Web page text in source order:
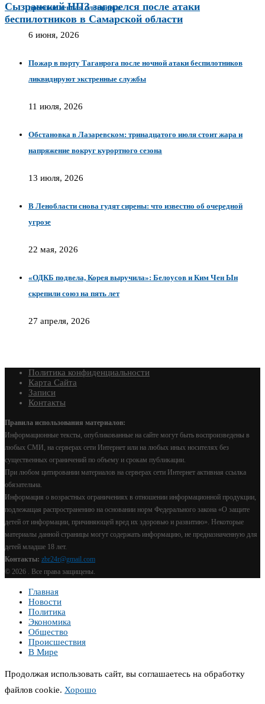
Сызранский НПЗ загорелся после атаки
беспилотников в Самарской области
промышленная площадка
6 июня, 2026
Пожар в порту Таганрога после ночной атаки беспилотников
ликвидируют экстренные службы
11 июля, 2026
Обстановка в Лазаревском: тринадцатого июля стоит жара и
напряжение вокруг курортного сезона
13 июля, 2026
В Ленобласти снова гудят сирены: что известно об очередной
угрозе
22 мая, 2026
«ОДКБ подвела, Корея выручила»: Белоусов и Ким Чен Ын
скрепили союз на пять лет
27 апреля, 2026
Политика конфиденциальности
Карта Сайта
Записи
Контакты
Правила использования материалов:
Информационные тексты, опубликованные на сайте могут быть воспроизведены в
любых СМИ, на серверах сети Интернет или на любых иных носителях без
существенных ограничений по объему и срокам публикации.
При любом цитировании материалов на серверах сети Интернет активная ссылка
обязательна.
Информация о возрастных ограничениях в отношении информационной продукции,
подлежащая распространению на основании норм Федерального закона «О защите
детей от информации, причиняющей вред их здоровью и развитию». Некоторые
материалы данной страницы могут содержать информацию, не предназначенную для
детей младше 18 лет.
Контакты: zbr24r@gmail.com
© 2026 . Все права защищены.
Главная
Новости
Политика
Экономика
Общество
Происшествия
В Мире
Продолжая использовать сайт, вы соглашаетесь на обработку
файлов cookie. Хорошо